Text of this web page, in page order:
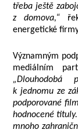
třeba ještě
z domova,“
energetické
Významným
mediálním
„Dlouhodobá
k jednomu ze
podporované
hodnocené
mnoho